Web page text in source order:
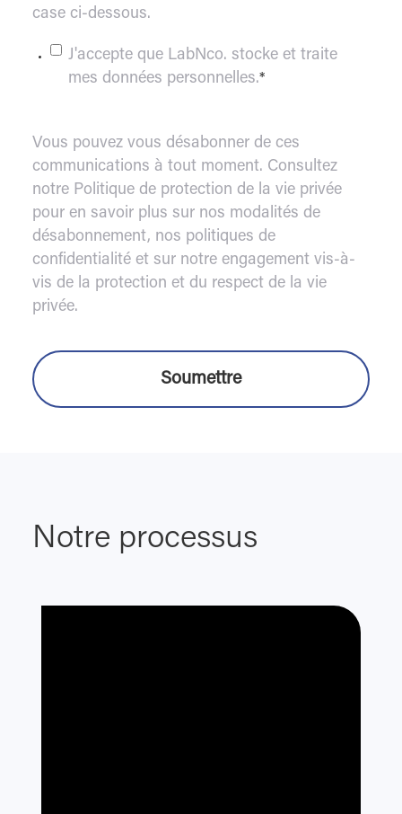
case ci-dessous.
J'accepte que LabNco. stocke et traite
mes données personnelles.*
Vous pouvez vous désabonner de ces
communications à tout moment. Consultez
notre Politique de protection de la vie privée
pour en savoir plus sur nos modalités de
désabonnement, nos politiques de
confidentialité et sur notre engagement vis-à-
vis de la protection et du respect de la vie
privée.
Notre processus